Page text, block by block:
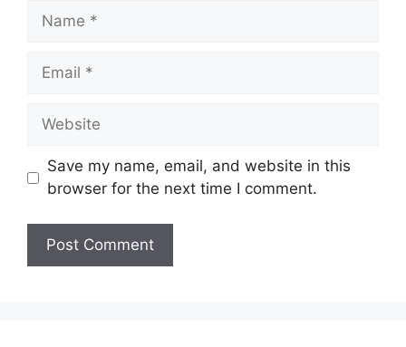
Name
Email
Website
Save my name, email, and website in this
browser for the next time I comment.